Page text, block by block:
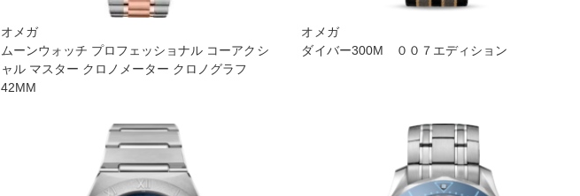
オメガ
ムーンウォッチ プロフェッショナ ル コーアクシ
ャル マスター クロノメーター クロノグラフ
42M M
オメガ
ダイバー300M ００７エディション